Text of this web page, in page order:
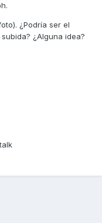
¿Podría ser el
¿Alguna idea?